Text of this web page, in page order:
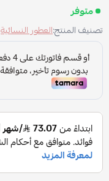
متوفر
تصنيف المنتج:العطور النسائية